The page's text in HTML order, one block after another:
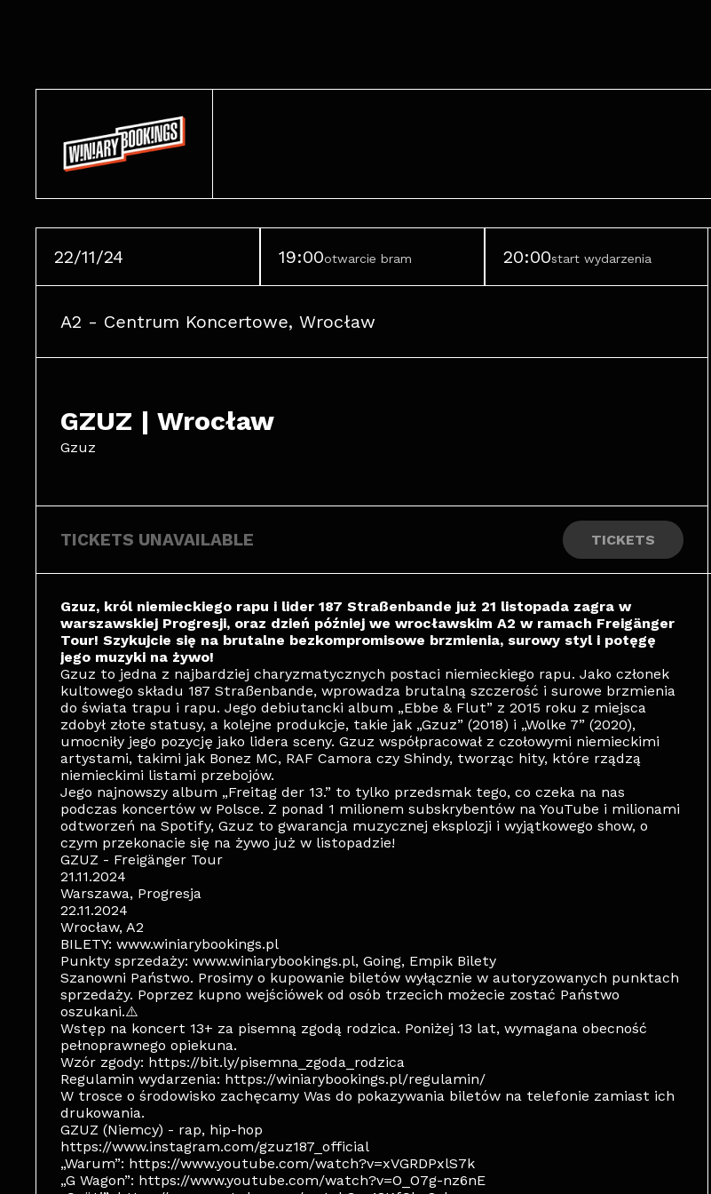
22/11/24 19:00otwarcie bram 20:00start wydarzenia
A2 - Centrum Koncertowe, Wrocław
GZUZ | Wrocław
Gzuz
TICKETS UNAVAILABLE TICKETS
Gzuz, król niemieckiego rapu i lider 187 Straßenbande już 21 listopada zagra w
warszawskiej Progresji, oraz dzień później we wrocławskim A2 w ramach Freigänger
Tour! Szykujcie się na brutalne bezkompromisowe brzmienia, surowy styl i potęgę
jego muzyki na żywo!
Gzuz to jedna z najbardziej charyzmatycznych postaci niemieckiego rapu. Jako członek
kultowego składu 187 Straßenbande, wprowadza brutalną szczerość i surowe brzmienia
do świata trapu i rapu. Jego debiutancki album „Ebbe & Flut” z 2015 roku z miejsca
zdobył złote statusy, a kolejne produkcje, takie jak „Gzuz” (2018) i „Wolke 7” (2020),
umocniły jego pozycję jako lidera sceny. Gzuz współpracował z czołowymi niemieckimi
artystami, takimi jak Bonez MC, RAF Camora czy Shindy, tworząc hity, które rządzą
niemieckimi listami przebojów.
Jego najnowszy album „Freitag der 13.” to tylko przedsmak tego, co czeka na nas
podczas koncertów w Polsce. Z ponad 1 milionem subskrybentów na YouTube i milionami
odtworzeń na Spotify, Gzuz to gwarancja muzycznej eksplozji i wyjątkowego show, o
czym przekonacie się na żywo już w listopadzie!
GZUZ - Freigänger Tour
21.11.2024
Warszawa, Progresja
22.11.2024
Wrocław, A2
BILETY: www.winiarybookings.pl
Punkty sprzedaży: www.winiarybookings.pl, Going, Empik Bilety
Szanowni Państwo. Prosimy o kupowanie biletów wyłącznie w autoryzowanych punktach
sprzedaży. Poprzez kupno wejściówek od osób trzecich możecie zostać Państwo
oszukani.⚠️
Wstęp na koncert 13+ za pisemną zgodą rodzica. Poniżej 13 lat, wymagana obecność
pełnoprawnego opiekuna.
Wzór zgody: https://bit.ly/pisemna_zgoda_rodzica
Regulamin wydarzenia: https://winiarybookings.pl/regulamin/
W trosce o środowisko zachęcamy Was do pokazywania biletów na telefonie zamiast ich
drukowania.
GZUZ (Niemcy) - rap, hip-hop
https://www.instagram.com/gzuz187_official
„Warum”: https://www.youtube.com/watch?v=xVGRDPxlS7k
„G Wagon”: https://www.youtube.com/watch?v=O_O7g-nz6nE